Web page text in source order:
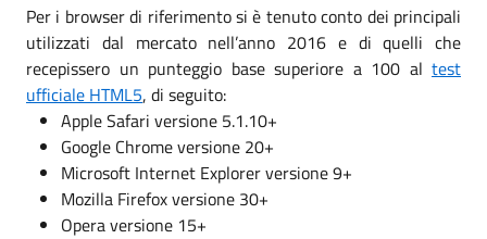
Per i browser di riferimento si è tenuto conto dei principali
utilizzati dal mercato nell’anno 2016 e di quelli che
recepissero un punteggio base superiore a 100 al test
ufficiale HTML5, di seguito:
Apple Safari versione 5.1.10+
Google Chrome versione 20+
Microsoft Internet Explorer versione 9+
Mozilla Firefox versione 30+
Opera versione 15+